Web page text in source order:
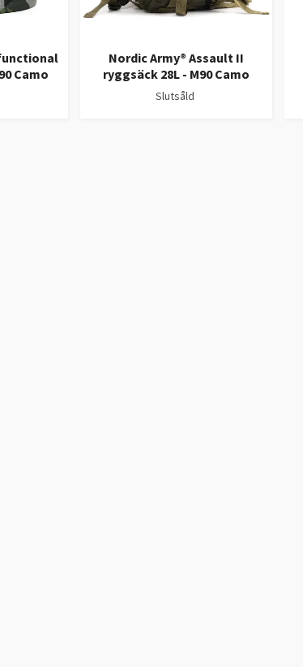
Camo
Nordic Army® Assault II
ryggsäck 28L - M90 Camo
Slutsåld